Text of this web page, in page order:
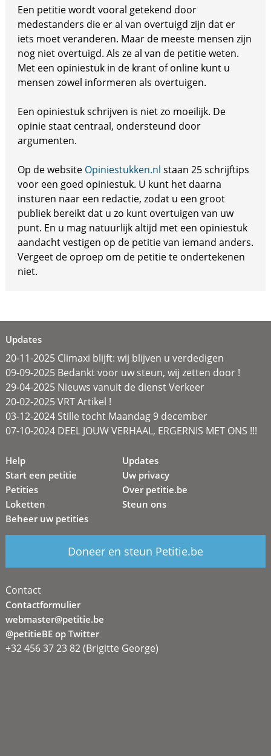
Een petitie wordt vooral getekend door
medestanders die er al van overtuigd zijn dat er
iets moet veranderen. Maar de meeste mensen zijn
nog niet overtuigd. Als ze al van de petitie weten.
Met een opiniestuk in de krant of online kunt u
mensen zowel informeren als overtuigen.
Een opiniestuk schrijven is niet zo moeilijk. De
opinie staat centraal, ondersteund door
argumenten.
Op de website Opiniestukken.nl staan 25 schrijftips
voor een goed opiniestuk. U kunt het daarna
insturen naar een redactie, zodat u een groot
publiek bereikt dat u zo kunt overtuigen van uw
punt. En u mag natuurlijk altijd met een opiniestuk
aandacht vestigen op de petitie van iemand anders.
Vergeet de oproep om de petitie te ondertekenen
niet.
Updates
20-11-2025 Climaxi blijft: wij blijven u verdedigen
09-09-2025 Bedankt voor uw steun, wij zetten door !
29-04-2025 Nieuws vanuit de dienst Verkeer
20-02-2025 VRT Artikel !
03-12-2024 Stille tocht Maandag 9 december
07-10-2024 DEEL JOUW VERHAAL, ERGERNIS MET ONS !!!
Help
Start een petitie
Petities
Loketten
Beheer uw petities
Updates
Uw privacy
Over petitie.be
Steun ons
Doneer en steun Petitie.be
Contact
Contactformulier
webmaster@petitie.be
@petitieBE op Twitter
+32 456 37 23 82 (Brigitte George)